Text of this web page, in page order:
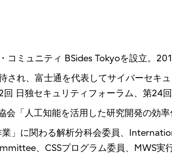
コミュニティ BSides Tokyoを設立。
され、富士通を代表してサイバーセキ
日独セキュリティフォーラム、第24
「人工知能を活用した研究開発の効
業」に関わる解析分科会委員、
、CSSプログラム委員、MWS実